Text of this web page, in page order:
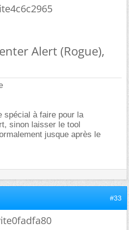
Alert (Rogue),
spécial à faire pour la
sinon laisser le tool
jusque après le
#33